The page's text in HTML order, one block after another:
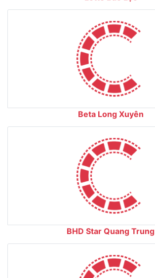
Beta Long Xuyên
BHD Star Quang Trung